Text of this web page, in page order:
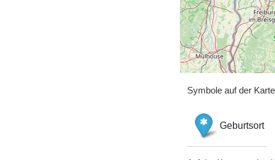
Symbole auf der Karte
Geburtsort